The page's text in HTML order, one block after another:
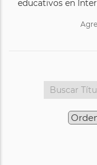
educativos en